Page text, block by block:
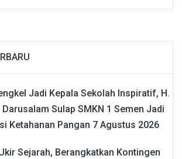
Jadi Kepala Sekolah Inspiratif, H.
Sulap SMKN 1 Semen Jadi
Ketahanan Pangan 7 Agustus 2026
Sejarah, Berangkatkan Kontingen